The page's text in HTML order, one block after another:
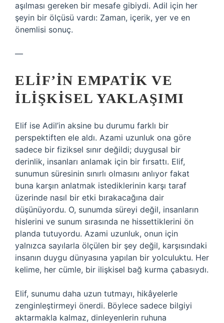
aşılması gereken bir mesafe gibiydi. Adil için her
şeyin bir ölçüsü vardı: Zaman, içerik, yer ve en
önemlisi sonuç.
—
ELIF’IN EMPATIK VE
İLIŞKISEL YAKLAŞIMI
Elif ise Adil’in aksine bu durumu farklı bir
perspektiften ele aldı. Azami uzunluk ona göre
sadece bir fiziksel sınır değildi; duygusal bir
derinlik, insanları anlamak için bir fırsattı. Elif,
sunumun süresinin sınırlı olmasını anlıyor fakat
buna karşın anlatmak istediklerinin karşı taraf
üzerinde nasıl bir etki bırakacağına dair
düşünüyordu. O, sunumda süreyi değil, insanların
hislerini ve sunum sırasında ne hissettiklerini ön
planda tutuyordu. Azami uzunluk, onun için
yalnızca sayılarla ölçülen bir şey değil, karşısındaki
insanın duygu dünyasına yapılan bir yolculuktu. Her
kelime, her cümle, bir ilişkisel bağ kurma çabasıydı.
Elif, sunumu daha uzun tutmayı, hikâyelerle
zenginleştirmeyi önerdi. Böylece sadece bilgiyi
aktarmakla kalmaz, dinleyenlerin ruhuna